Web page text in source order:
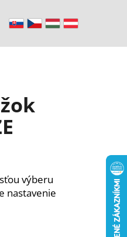
výberu
nastavenie